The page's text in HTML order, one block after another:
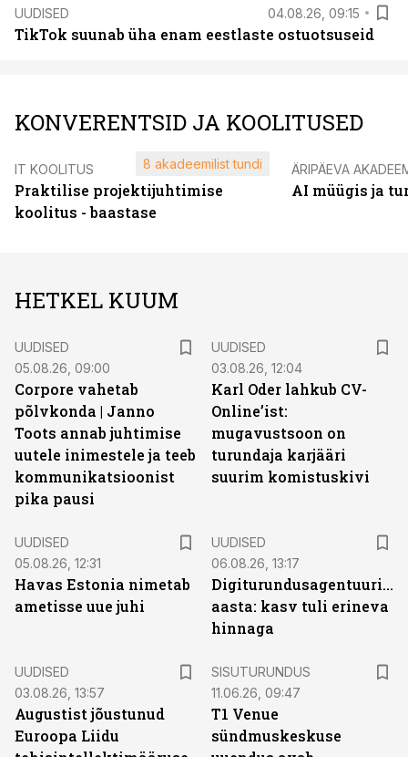
UUDISED 04.08.26, 09:15
TikTok suunab üha enam eestlaste ostuotsuseid
KONVERENTSID JA KOOLITUSED
IT KOOLITUS
Praktilise projektijuhtimise
koolitus - baastase
8 akadeemilist tundi ÄRIPÄEVA
AI müügis ja
HETKEL KUUM
UUDISED
05.08.26, 09:00
Corpore vahetab
põlvkonda | Janno
Toots annab juhtimise
uutele inimestele ja teeb
kommunikatsioonist
pika pausi
UUDISED
03.08.26, 12:04
Karl Oder lahkub CV-
Online’ist:
mugavustsoon on
turundaja karjääri
suurim komistuskivi
UUDISED
05.08.26, 12:31
Havas Estonia nimetab
ametisse uue juhi
UUDISED
06.08.26, 13:17
Digiturundusagentuuride
aasta: kasv tuli erineva
hinnaga
UUDISED
03.08.26, 13:57
Augustist jõustunud
Euroopa Liidu
SISUTURUNDUS
11.06.26, 09:47
T1 Venue
sündmuskeskuse